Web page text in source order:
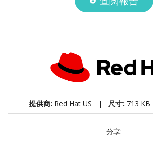
提供商: Red Hat US | 尺寸: 713
分享: